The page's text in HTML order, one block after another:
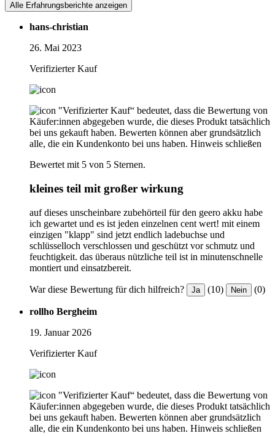
Alle Erfahrungsberichte anzeigen
hans-christian
26. Mai 2023
Verifizierter Kauf
"Verifizierter Kauf“ bedeutet, dass die Bewertung von
Käufer:innen abgegeben wurde, die dieses Produkt tatsächlich
bei uns gekauft haben. Bewerten können aber grundsätzlich
alle, die ein Kundenkonto bei uns haben. Hinweis schließen
Bewertet mit 5 von 5 Sternen.
kleines teil mit großer wirkung
auf dieses unscheinbare zubehörteil für den geero akku habe
ich gewartet und es ist jeden einzelnen cent wert! mit einem
einzigen "klapp" sind jetzt endlich ladebuchse und
schlüsselloch verschlossen und geschützt vor schmutz und
feuchtigkeit. das überaus nützliche teil ist in minutenschnelle
montiert und einsatzbereit.
War diese Bewertung für dich hilfreich? Ja (10) Nein (0)
rollho Bergheim
19. Januar 2026
Verifizierter Kauf
"Verifizierter Kauf“ bedeutet, dass die Bewertung von
Käufer:innen abgegeben wurde, die dieses Produkt tatsächlich
bei uns gekauft haben. Bewerten können aber grundsätzlich
alle, die ein Kundenkonto bei uns haben. Hinweis schließen